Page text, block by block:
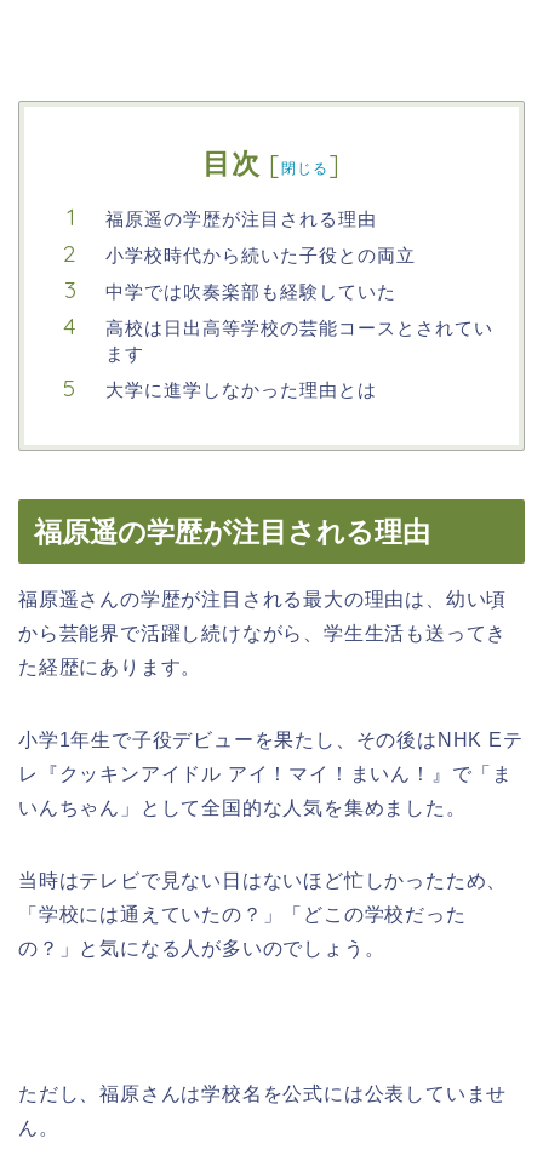
目次 [閉じる ]
福原遥の学歴が注目される理由
小学校時代から続いた子役との両立
中学では吹奏楽部も経験していた
高校は日出高等学校の芸能コースとされてい
ます
大学に進学しなかった理由とは
福原遥の学歴が注目される理由
福原遥さんの学歴が注目される最大の理由は、幼い頃
から芸能界で活躍し続けながら、学生生活も送ってき
た経歴にあります。
小学1年生で子役デビューを果たし、その後はNHK Eテ
レ『クッキンアイドル アイ！マイ！まいん！』で「ま
いんちゃん」として全国的な人気を集めました。
当時はテレビで見ない日はないほど忙しかったため、
「学校には通えていたの？」「どこの学校だった
の？」と気になる人が多いのでしょう。
ただし、福原さんは学校名を公式には公表していませ
ん。